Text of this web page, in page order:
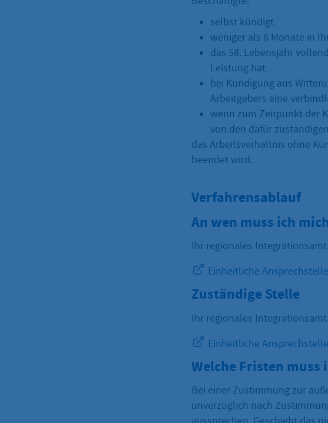
selbst kündigt,
weniger als 6 Monate in
das 58. Lebensjahr
Leistung hat,
bei Kündigung aus
Arbeitgebers eine
wenn zum Zeitpunkt der
von den dafür
das Arbeitsverhältnis ohne
beendet wird.
Verfahrensablauf
An wen muss ich
Ihr regionales Integrationsamt.
Einheitliche
Zuständige Stelle
Ihr regionales Integrationsamt.
Einheitliche
Welche Fristen muss
Bei einer Zustimmung zur
unverzüglich nach